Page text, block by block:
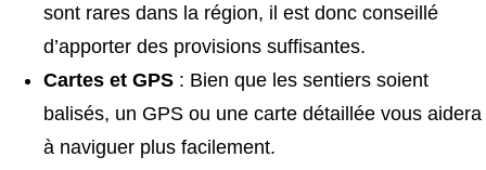
sont rares dans la région, il est donc conseillé
d’apporter des provisions suffisantes.
Cartes et GPS : Bien que les sentiers soient
balisés, un GPS ou une carte détaillée vous aidera
à naviguer plus facilement.